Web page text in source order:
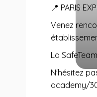
📍 PARIS
Venez
La
N'hésitez
academy/